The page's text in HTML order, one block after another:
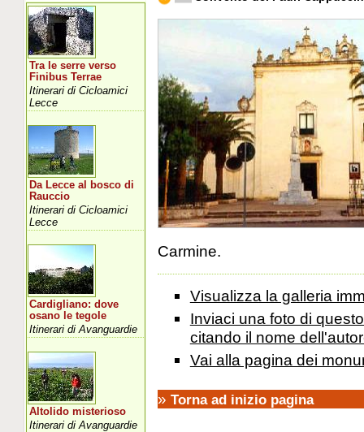
Carmine.
Visualizza la galleria
Inviaci una foto di
citando il nome
Vai alla pagina dei
» Torna ad inizio pagina
Tra le serre verso
Finibus Terrae
Itinerari di Cicloamici
Lecce
Da Lecce al bosco di
Rauccio
Itinerari di Cicloamici
Lecce
Cardigliano: dove
osano le tegole
Itinerari di Avanguardie
Altolido misterioso
Itinerari di Avanguardie